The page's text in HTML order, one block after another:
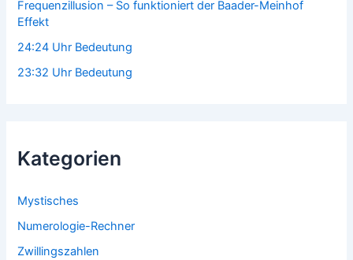
Frequenzillusion – So funktioniert der Baader-Meinhof
Effekt
24:24 Uhr Bedeutung
23:32 Uhr Bedeutung
Kategorien
Mystisches
Numerologie-Rechner
Zwillingszahlen